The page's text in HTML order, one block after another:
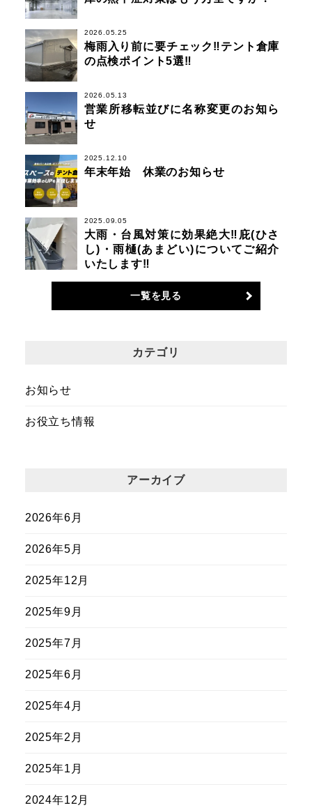
2026.05.25
梅雨入り前に要チェック‼テント倉庫
の点検ポイント5選‼
2026.05.13
営業所移転並びに名称変更のお知ら
せ
2025.12.10
年末年始 休業のお知らせ
2025.09.05
大雨・台風対策に効果絶大‼庇(ひさ
し)・雨樋(あまどい)についてご紹介
いたします‼
一覧を見る
カテゴリ
お知らせ
お役立ち情報
アーカイブ
2026年6月
2026年5月
2025年12月
2025年9月
2025年7月
2025年6月
2025年4月
2025年2月
2025年1月
2024年12月